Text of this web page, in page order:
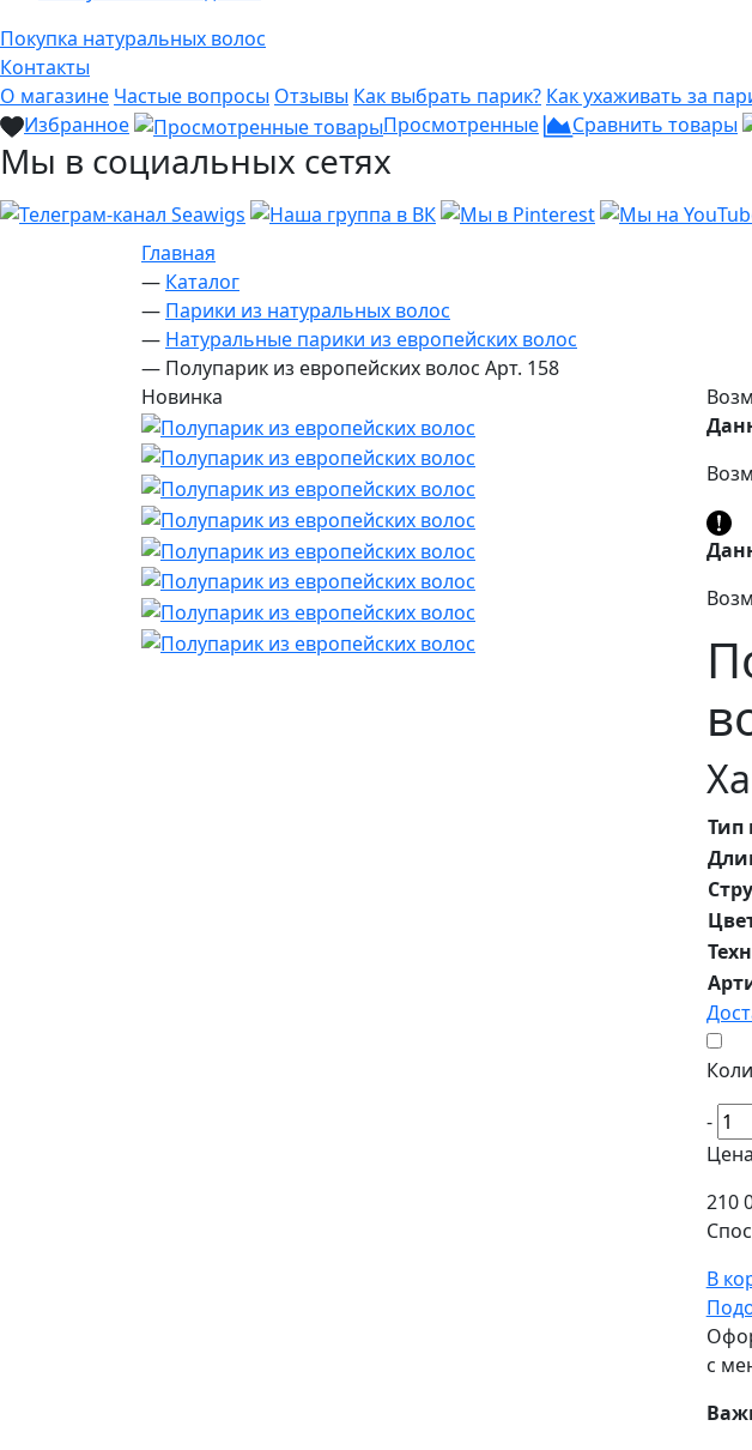
Покупка натуральных волос
Контакты
О магазине Частые вопросы Отзывы Как выбрать парик? Как ухаживать за
Избранное
Просмотренные Сравнить товары
Мы в социальных сетях
Главная
— Каталог
— Парики из натуральных волос
— Натуральные парики из европейских волос
— Полупарик из европейских волос Арт. 158
Новинка
Тип
-
Цена
210
В
с